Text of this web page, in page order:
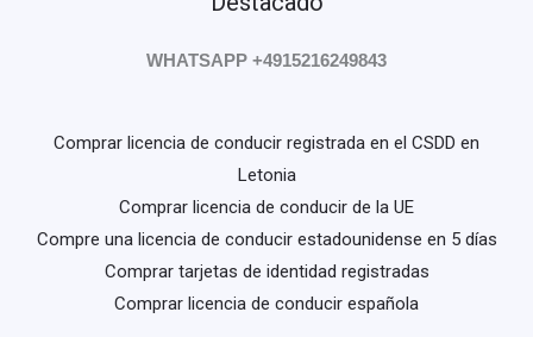
WHATSAPP +4915216249843
Comprar licencia de conducir registrada en el CSDD en
Letonia
Comprar licencia de conducir de la UE
Compre una licencia de conducir estadounidense en 5 días
Comprar tarjetas de identidad registradas
Comprar licencia de conducir española